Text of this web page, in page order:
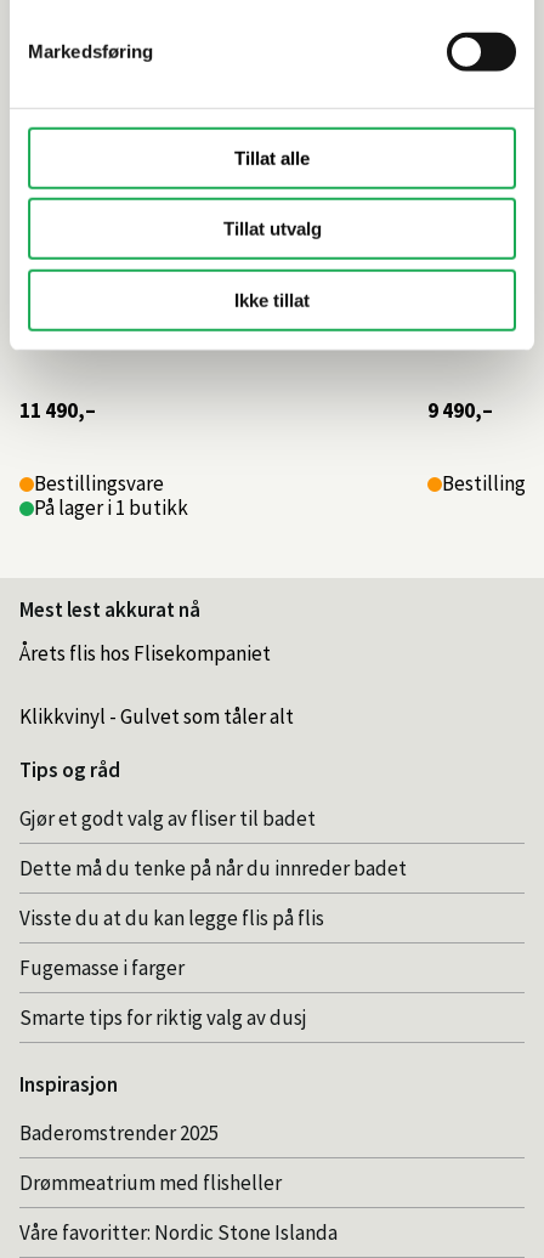
Markedsføring
Tillat alle
Tillat utvalg
Ikke tillat
11 490,–
Bestillingsvare
På lager i 1 butikk
9 490,–
Mest lest akkurat nå
Årets flis hos Flisekompaniet
Klikkvinyl - Gulvet som tåler alt
Tips og råd
Gjør et godt valg av fliser til badet
Dette må du tenke på når du innreder badet
Visste du at du kan legge flis på flis
Fugemasse i farger
Smarte tips for riktig valg av dusj
Inspirasjon
Baderomstrender 2025
Drømmeatrium med flisheller
Våre favoritter: Nordic Stone Islanda